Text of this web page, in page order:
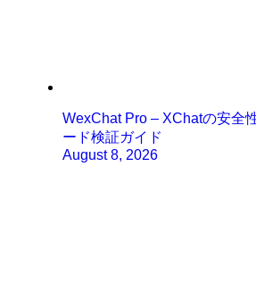
WexChat Pro – XChatの安全
ード検証ガイド
August 8, 2026